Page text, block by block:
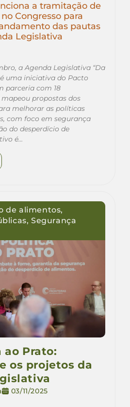
a tramitação de
Congresso para
das pautas
Legislativa
a Agenda Legislativa “Da
uma iniciativa do Pacto
parceria com 18
propostas dos
melhorar as políticas
com foco em segurança
do desperdício de
é…
de alimentos,
,Segurança
ao Prato:
os projetos da
03/11/2025